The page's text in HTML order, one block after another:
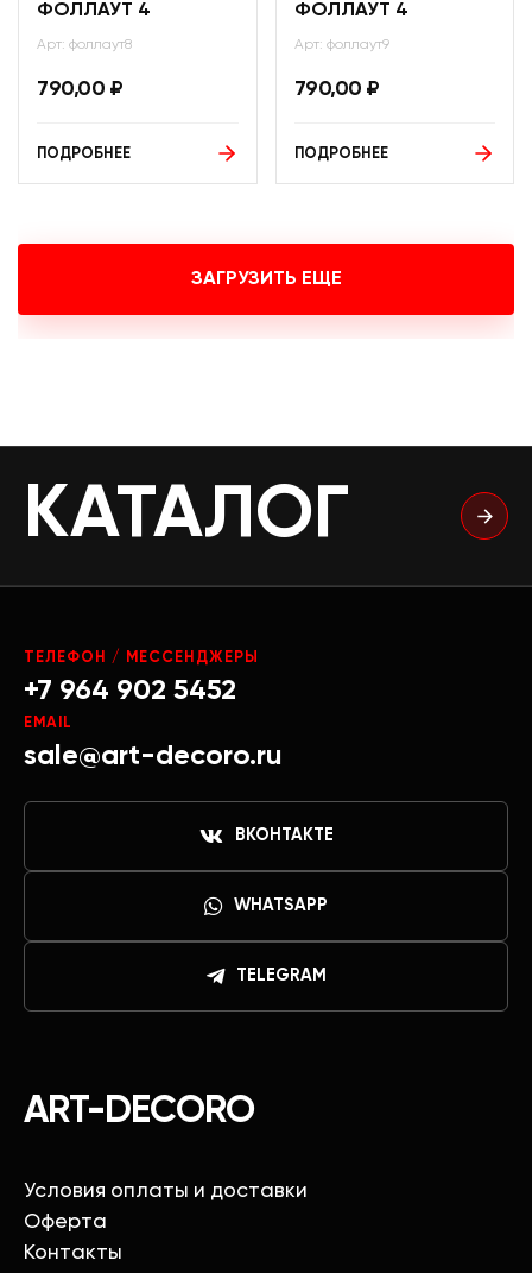
ФОЛЛАУТ 4
Арт: фоллаут8
790,00 ₽
ПОДРОБНЕЕ
ФОЛЛАУТ 4
Арт: фоллаут9
790,00 ₽
ПОДРОБНЕЕ
ЗАГРУЗИТЬ ЕЩЕ
КАТАЛОГ
ART-DECORO
Условия оплаты и доставки
Оферта
Контакты
ТЕЛЕФОН / МЕССЕНДЖЕРЫ
+7 964 902 5452
EMAIL
sale@art-decoro.ru
ВКОНТАКТЕ
WHATSAPP
TELEGRAM